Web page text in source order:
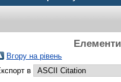
Вгору на рівень
в